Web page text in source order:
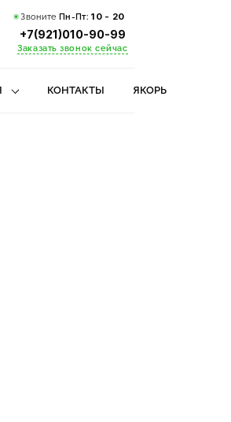
Звоните Пн-Пт: 10 - 20
+7(921)010-90-99
Заказать звонок сейчас
КОНТАКТЫ ЯКОРЬ